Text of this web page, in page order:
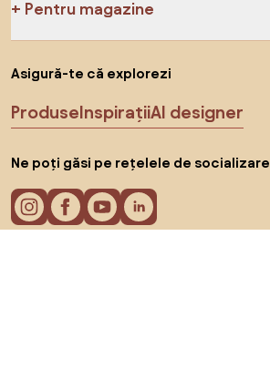
Pentru magazine
Asigură-te că explorezi
ProduseInspirațiiAI designer
Ne poți găsi pe rețelele de socializare